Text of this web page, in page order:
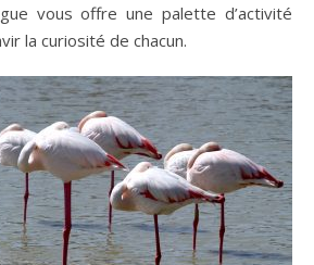
vous offre une palette d’activité
la curiosité de chacun.